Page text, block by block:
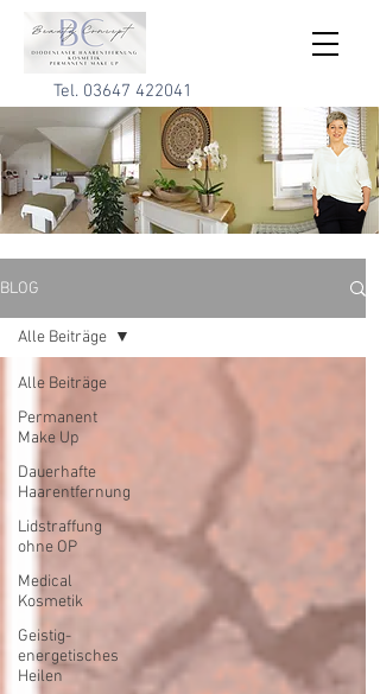
Tel. 03647 422041
BLOG
Alle Beiträge
Permanent
Make Up
Dauerhafte
Haarentfernung
Lidstraffung
ohne OP
Medical
Kosmetik
Geistig-
energetisches
Heilen
Alle Beiträge